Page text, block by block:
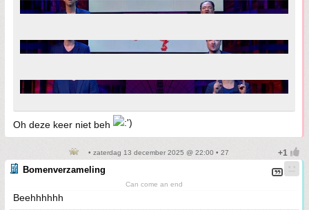
Oh deze keer niet beh
• zaterdag 13 december 2025 @ 22:00 • 27
Bomenverzameling
Can come an end
Beehhhhhh